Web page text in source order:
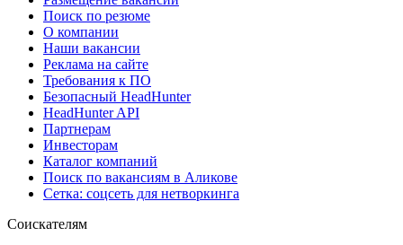
Поиск по резюме
О компании
Наши вакансии
Реклама на сайте
Требования к ПО
Безопасный HeadHunter
HeadHunter API
Партнерам
Инвесторам
Каталог компаний
Поиск по вакансиям в Аликове
Сетка: соцсеть для нетворкинга
Соискателям